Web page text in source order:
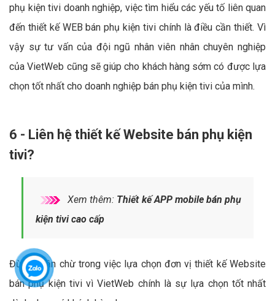
phụ kiện tivi doanh nghiệp, việc tìm hiểu các yếu tố liên quan
đến thiết kế WEB bán phụ kiện tivi chính là điều cần thiết. Vì
vậy sự tư vấn của đội ngũ nhân viên nhân chuyên nghiệp
của VietWeb cũng sẽ giúp cho khách hàng sớm có được lựa
chọn tốt nhất cho doanh nghiệp bán phụ kiện tivi của mình.
6 - Liên hệ thiết kế Website bán phụ kiện
tivi?
Xem thêm: Thiết kế APP mobile bán phụ
kiện tivi cao cấp
Đừng chần chừ trong việc lựa chọn đơn vị thiết kế Website
bán phụ kiện tivi vì VietWeb chính là sự lựa chọn tốt nhất